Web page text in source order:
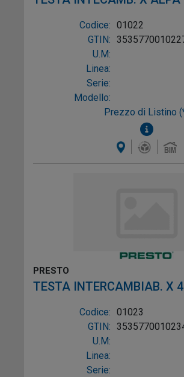
Codice: 01022
GTIN:
U.M:
Linea:
Serie:
Modello:
Prezzo di Listino
PRESTO
TESTA INTERCAMBIAB. X
Codice: 01023
GTIN:
U.M:
Linea:
Serie: